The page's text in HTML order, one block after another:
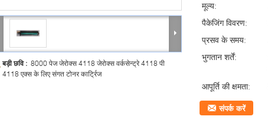
बड़ी छवि : 8000 पेज जेरोक्स 4118 जेरोक्स वर्कसेन्ट्रे 4118 पी
4118 एक्स के लिए संगत टोनर कार्ट्रिज
मूल्य:
पैकेजिंग विवरण:
प्रसव के समय:
भुगतान शर्तें:
आपूर्ति की क्षमता:
संपर्क करें